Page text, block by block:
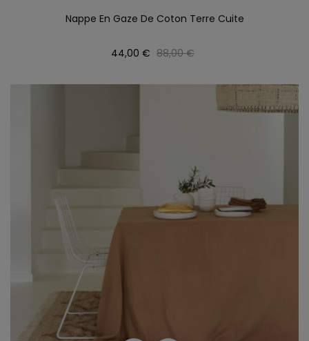
Nappe En Gaze De Coton Terre Cuite
Prix
44,00 € Prix
88,00 €